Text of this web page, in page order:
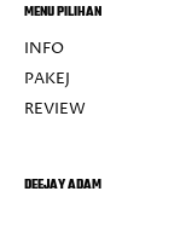
MENU PILIHAN
INFO
PAKEJ
REVIEW
DEEJAY ADAM